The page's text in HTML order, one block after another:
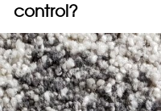
control?